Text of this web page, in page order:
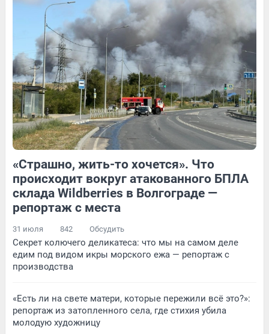
Обсудить
1 Обсудить 9 Обсудить
1 Обсудить 1 Обсудить
«Страшно, жить-то хочется». Что
происходит вокруг атакованного БПЛА
склада Wildberries в Волгограде —
репортаж с места
31 июля 842 Обсудить
Секрет колючего деликатеса: что мы на самом деле
едим под видом икры морского ежа — репортаж с
производства
«Есть ли на свете матери, которые пережили всё это?»:
репортаж из затопленного села, где стихия убила
молодую художницу